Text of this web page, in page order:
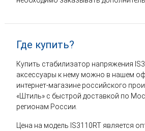
Где купить?
Купить стабилизатор напряжения
аксессуары к нему можно в нашем
интернет-магазине российского
«Штиль» с быстрой доставкой по
регионам России.
Цена на модель IS3110RT является